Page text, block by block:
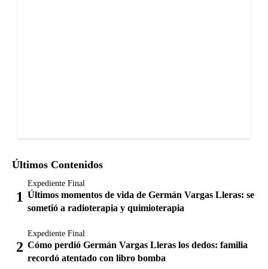
Últimos Contenidos
Expediente Final
Últimos momentos de vida de Germán Vargas Lleras: se
sometió a radioterapia y quimioterapia
Expediente Final
Cómo perdió Germán Vargas Lleras los dedos: familia
recordó atentado con libro bomba